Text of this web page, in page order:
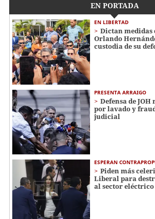
EN PORTADA
EN LIBERTAD
Dictan medidas
Orlando
custodia de su
PRESENTA ARRAIGO
Defensa de
por lavado y
judicial
ESPERAN
Piden más
Liberal para
al sector eléctrico